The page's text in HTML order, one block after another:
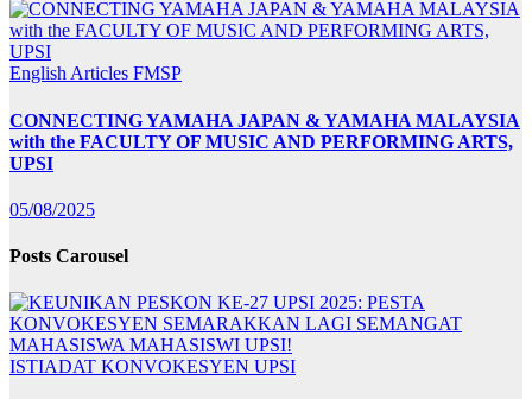
English Articles FMSP
CONNECTING YAMAHA JAPAN & YAMAHA MALAYSIA
with the FACULTY OF MUSIC AND PERFORMING ARTS,
UPSI
05/08/2025
Posts Carousel
ISTIADAT KONVOKESYEN UPSI